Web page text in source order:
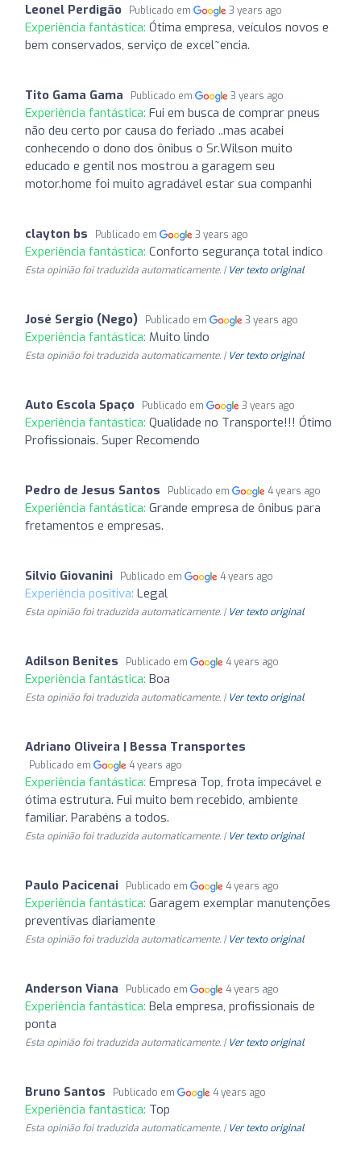
Leonel Perdigão Publicado em 3 years ago
Experiência fantástica: Ótima empresa, veículos novos e
bem conservados, serviço de excel~encia.
Tito Gama Gama Publicado em 3 years ago
Experiência fantástica: Fui em busca de comprar pneus
não deu certo por causa do feriado ..mas acabei
conhecendo o dono dos ônibus o Sr.Wilson muito
educado e gentil nos mostrou a garagem seu
motor.home foi muito agradável estar sua companhi
clayton bs Publicado em 3 years ago
Experiência fantástica: Conforto segurança total indico
Esta opinião foi traduzida automaticamente. | Ver texto original
José Sergio (Nego) Publicado em 3 years ago
Experiência fantástica: Muito lindo
Esta opinião foi traduzida automaticamente. | Ver texto original
Auto Escola Spaço Publicado em 3 years ago
Experiência fantástica: Qualidade no Transporte!!! Ótimo
Profissionais. Super Recomendo
Pedro de Jesus Santos Publicado em 4 years ago
Experiência fantástica: Grande empresa de ônibus para
fretamentos e empresas.
Silvio Giovanini Publicado em 4 years ago
Experiência positiva: Legal
Esta opinião foi traduzida automaticamente. | Ver texto original
Adilson Benites Publicado em 4 years ago
Experiência fantástica: Boa
Esta opinião foi traduzida automaticamente. | Ver texto original
Adriano Oliveira | Bessa Transportes
Publicado em 4 years ago
Experiência fantástica: Empresa Top, frota impecável e
ótima estrutura. Fui muito bem recebido, ambiente
familiar. Parabéns a todos.
Esta opinião foi traduzida automaticamente. | Ver texto original
Paulo Pacicenai Publicado em 4 years ago
Experiência fantástica: Garagem exemplar manutenções
preventivas diariamente
Esta opinião foi traduzida automaticamente. | Ver texto original
Anderson Viana Publicado em 4 years ago
Experiência fantástica: Bela empresa, profissionais de
ponta
Esta opinião foi traduzida automaticamente. | Ver texto original
Bruno Santos Publicado em 4 years ago
Experiência fantástica: Top
Esta opinião foi traduzida automaticamente. | Ver texto original